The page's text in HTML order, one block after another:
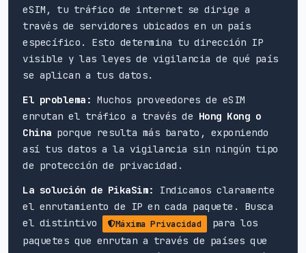
eSIM, tu tráfico de internet se dirige a
través de servidores ubicados en un país
específico. Esto determina tu dirección IP
visible y las leyes de vigilancia de qué país
se aplican a tus datos.
El problema: Muchos proveedores de eSIM
enrutan el tráfico a través de Hong Kong o
China porque resulta más barato, exponiendo
así tus datos a la vigilancia sin ningún tipo
de protección de privacidad.
La solución de PikaSim:
Indicamos claramente
el enrutamiento de IP en cada paquete. Busca
el distintivo
Máxima Privacidad
para los
paquetes que enrutan a través de países que